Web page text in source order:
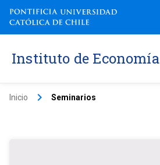
Instituto de Economía
Inicio keyboard_arrow_right Seminarios